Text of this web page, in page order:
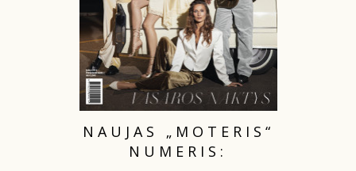
NAUJAS „MOTERIS“
NUMERIS: